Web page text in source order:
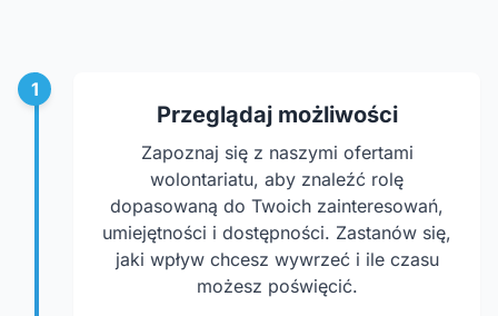
1
Przeglądaj możliwości
Zapoznaj się z naszymi ofertami
wolontariatu, aby znaleźć rolę
dopasowaną do Twoich zainteresowań,
umiejętności i dostępności. Zastanów się,
jaki wpływ chcesz wywrzeć i ile czasu
możesz poświęcić.